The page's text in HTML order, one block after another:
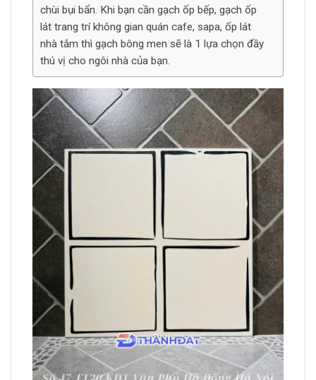
chùi bụi bẩn. Khi bạn cần gạch ốp bếp, gạch ốp
lát trang trí không gian quán cafe, sapa, ốp lát
nhà tắm thì gạch bông men sẽ là 1 lựa chọn đầy
thú vị cho ngôi nhà của bạn.